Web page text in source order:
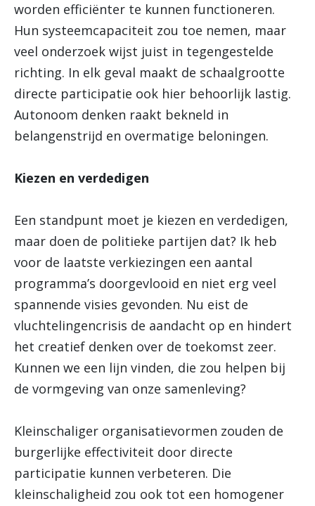
worden efficiënter te kunnen functioneren.
Hun systeemcapaciteit zou toe nemen, maar
veel onderzoek wijst juist in tegengestelde
richting. In elk geval maakt de schaalgrootte
directe participatie ook hier behoorlijk lastig.
Autonoom denken raakt bekneld in
belangenstrijd en overmatige beloningen.
Kiezen en verdedigen
Een standpunt moet je kiezen en verdedigen,
maar doen de politieke partijen dat? Ik heb
voor de laatste verkiezingen een aantal
programma’s doorgevlooid en niet erg veel
spannende visies gevonden. Nu eist de
vluchtelingencrisis de aandacht op en hindert
het creatief denken over de toekomst zeer.
Kunnen we een lijn vinden, die zou helpen bij
de vormgeving van onze samenleving?
Kleinschaliger organisatievormen zouden de
burgerlijke effectiviteit door directe
participatie kunnen verbeteren. Die
kleinschaligheid zou ook tot een homogener